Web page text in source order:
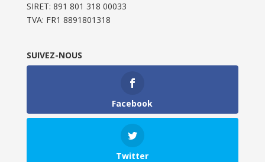
SIRET: 891 801 318 00033
TVA: FR1 8891801318
SUIVEZ-NOUS
Facebook
Twitter